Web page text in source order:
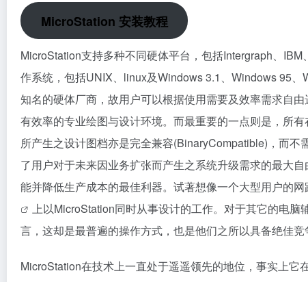
MicroStation 安装教程
MicroStation支持多种不同硬体平台，包括Intergraph、
作系统，包括UNIX、linux及Windows 3.1、Windows 95
知名的硬体厂商，故用户可以根据使用需要及效率需求自
有效率的专业绘图与设计环境。而最重要的一点则是，所
所产生之设计图档亦是完全兼容(BinaryCompatible)，而
了用户对于未来因业务扩张而产生之系统升级需求的最大
能并降低生产成本的最佳利器。试著想像一个大型用户的网
上以MicroStation同时从事设计的工作。对于其它的电
言，这却是最普遍的操作方式，也是他们之所以具备绝佳竞
MicroStation在技术上一直处于遥遥领先的地位，事实上